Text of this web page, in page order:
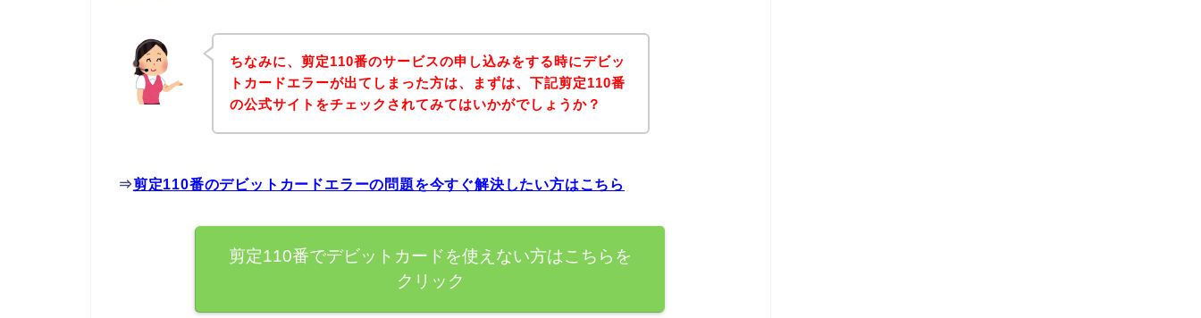
ちなみに、剪定110番のサービスの申し込みをする時にデビッ
トカードエラーが出てしまった方は、まずは、下記剪定110番
の公式サイトをチェックされてみてはいかがでしょうか？
⇒剪定110番のデビットカードエラーの問題を今すぐ解決したい方はこちら
剪定110番でデビットカードを使えない方はこちらを
クリック